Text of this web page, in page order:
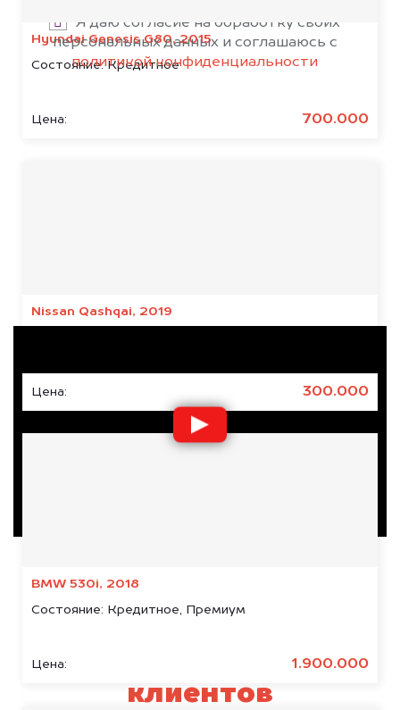
Hyundai Genesis G80, 2015
Состояние: Кредитное
Цена: 700.000
Nissan Qashqai, 2019
Цена: 300.000
BMW 530i, 2018
Состояние: Кредитное, Премиум
Цена: 1.900.000
Я даю согласие на обработку своих
персональных данных и соглашаюсь с
политикой конфиденциальности
Отзывы наших
клиентов